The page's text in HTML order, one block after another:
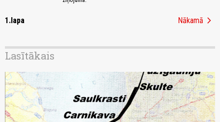
1.lapa Nākamā chevron_right
Lasītākais